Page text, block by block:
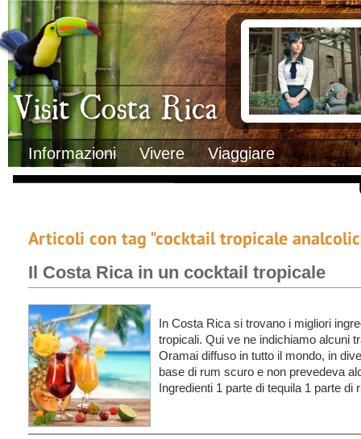
Visit Costa Rica
Informazioni Vivere Viaggiare
Clima
Geografia
Informazioni Geografiche
Letteratura e cultura
Gastronomia
Lo sapevi che
Musica
Natura
Storia
Trasporti Interni
Documenti
Italiani in Costa
L’ambasciata
Opportunità
Articoli con tag "cocktail tropicale
Il Costa Rica in un cocktail tropicale
In Costa Rica si trovano i migliori
tropicali. Qui ve ne indichiamo alcuni
Oramai diffuso in tutto il mondo, in
base di rum scuro e non prevedeva
Ingredienti 1 parte di tequila 1 parte